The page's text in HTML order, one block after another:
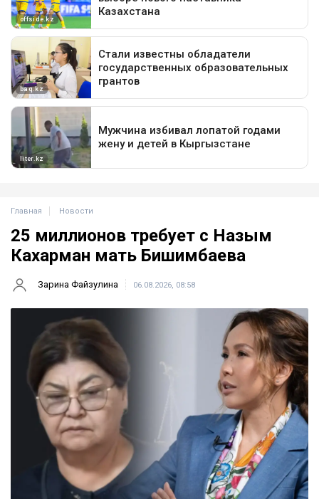
Главная Новости
25 миллионов требует с Назым
Кахарман мать Бишимбаева
Зарина Файзулина 06.08.2026, 08:58